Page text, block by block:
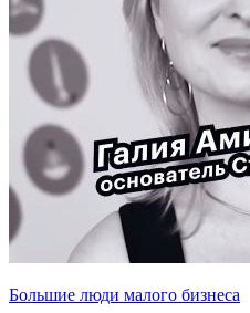
Большие люди малого бизнеса